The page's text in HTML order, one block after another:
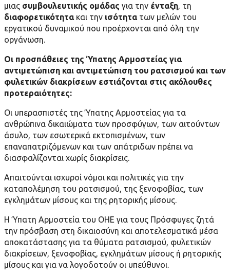
μιας συμβουλευτικής ομάδας για την ένταξη, τη
διαφορετικότητακαι την ισότητατων μελών του
εργατικού δυναμικού που προέρχονται από όλη την
οργάνωση.
Οι προσπάθειες της Ύπατης Αρμοστείας για
αντιμετώπιση και αντιμετώπιση του ρατσισμού και των
φυλετικών διακρίσεων εστιάζονται στις ακόλουθες
προτεραιότητες:
Οι υπερασπιστές της Ύπατης Αρμοστείας για τα
ανθρώπινα δικαιώματα των προσφύγων, των αιτούντων
άσυλο, των εσωτερικά εκτοπισμένων, των
επαναπατριζόμενων και των απάτριδων πρέπει να
διασφαλίζονται χωρίς διακρίσεις.
Απαιτούνται ισχυροί νόμοι και πολιτικές για την
καταπολέμηση του ρατσισμού, της ξενοφοβίας, των
εγκλημάτων μίσους και της ρητορικής μίσους.
Η Ύπατη Αρμοστεία του ΟΗΕ για τους Πρόσφυγες ζητά
την πρόσβαση στη δικαιοσύνη και αποτελεσματικά μέσα
αποκατάστασης για τα θύματα ρατσισμού, φυλετικών
διακρίσεων, ξενοφοβίας, εγκλημάτων μίσους ή ρητορικής
μίσους και για να λογοδοτούν οι υπεύθυνοι.